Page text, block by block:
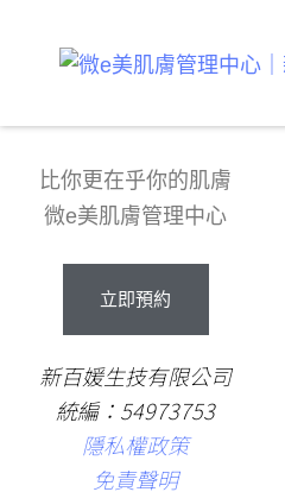
比你更在乎你的肌膚
微e美肌膚管理中心
立即預約
新百媛生技有限公司
統編：54973753
隱私權政策
免責聲明